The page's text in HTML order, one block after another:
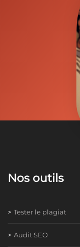
Nos outils
Tester le plagiat
Audit SEO